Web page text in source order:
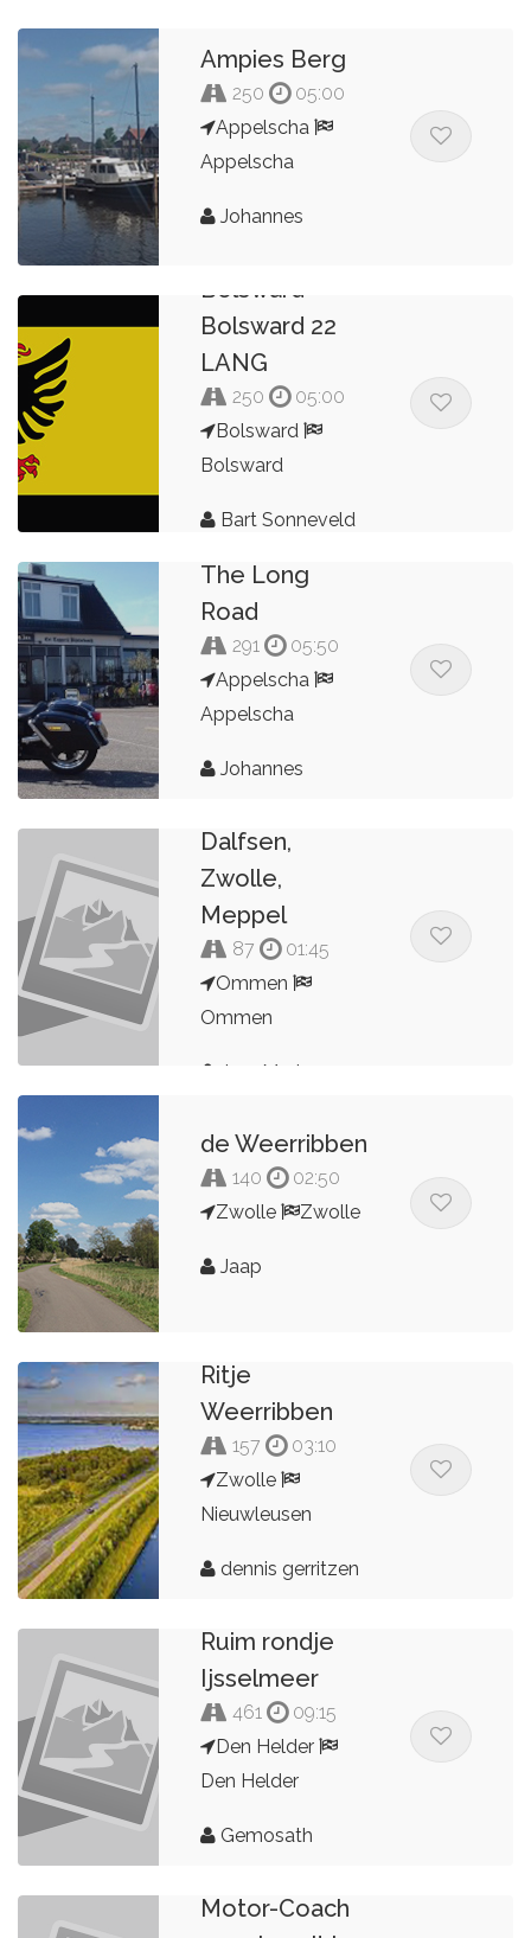
Ampies Berg
250
05:00
Appelscha
Appelscha
Johannes
Bolsward -
Bolsward 22
LANG
250
05:00
Bolsward
Bolsward
Bart Sonneveld
The Long
Road
291
05:50
Appelscha
Appelscha
Johannes
Dalfsen,
Zwolle,
Meppel
87
01:45
Ommen
Ommen
Jorn Martens
de Weerribben
140
02:50
Zwolle
Zwolle
Jaap
Ritje
Weerribben
157
03:10
Zwolle
Nieuwleusen
dennis gerritzen
Ruim rondje
Ijsselmeer
461
09:15
Den Helder
Den Helder
Gemosath
Motor-Coach